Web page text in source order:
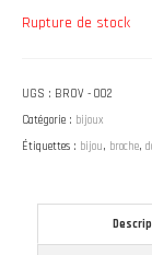
Rupture de stock
UGS : BROV - 002
Catégorie : bijoux
Étiquettes : bijou, broche,